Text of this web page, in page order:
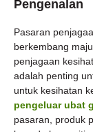
Pengenalan
Pasaran
berkembang
penjagaan
adalah penting
untuk kesihatan
pengeluar ubat
pasaran, produk